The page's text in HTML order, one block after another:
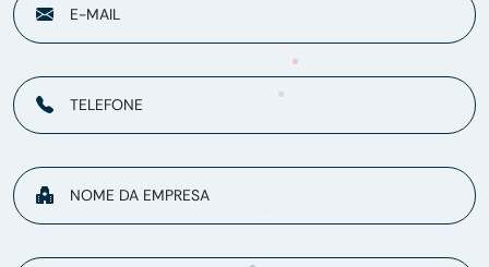
E-MAIL
TELEFONE
NOME DA EMPRESA